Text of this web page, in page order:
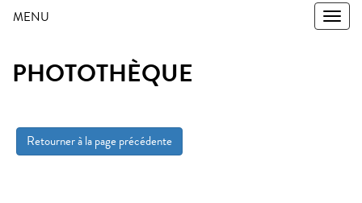
MENU
PHOTOTHÈQUE
Retourner à la page précédente